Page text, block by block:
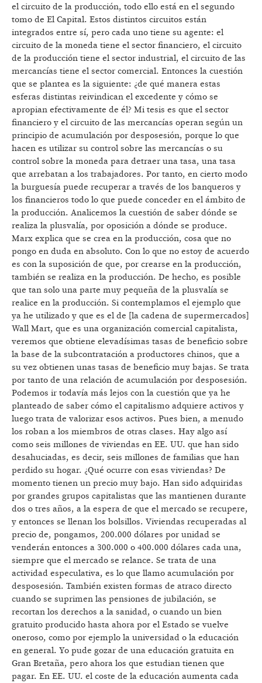
el circuito de la producción, todo ello está en el segundo
tomo de El Capital. Estos distintos circuitos están
integrados entre sí, pero cada uno tiene su agente: el
circuito de la moneda tiene el sector financiero, el circuito
de la producción tiene el sector industrial, el circuito de las
mercancías tiene el sector comercial. Entonces la cuestión
que se plantea es la siguiente: ¿de qué manera estas
esferas distintas reivindican el excedente y cómo se
apropian efectivamente de él? Mi tesis es que el sector
financiero y el circuito de las mercancías operan según un
principio de acumulación por desposesión, porque lo que
hacen es utilizar su control sobre las mercancías o su
control sobre la moneda para detraer una tasa, una tasa
que arrebatan a los trabajadores. Por tanto, en cierto modo
la burguesía puede recuperar a través de los banqueros y
los financieros todo lo que puede conceder en el ámbito de
la producción. Analicemos la cuestión de saber dónde se
realiza la plusvalía, por oposición a dónde se produce.
Marx explica que se crea en la producción, cosa que no
pongo en duda en absoluto. Con lo que no estoy de acuerdo
es con la suposición de que, por crearse en la producción,
también se realiza en la producción. De hecho, es posible
que tan solo una parte muy pequeña de la plusvalía se
realice en la producción. Si contemplamos el ejemplo que
ya he utilizado y que es el de [la cadena de supermercados]
Wall Mart, que es una organización comercial capitalista,
veremos que obtiene elevadísimas tasas de beneficio sobre
la base de la subcontratación a productores chinos, que a
su vez obtienen unas tasas de beneficio muy bajas. Se trata
por tanto de una relación de acumulación por desposesión.
Podemos ir todavía más lejos con la cuestión que ya he
planteado de saber cómo el capitalismo adquiere activos y
luego trata de valorizar esos activos. Pues bien, a menudo
los roban a los miembros de otras clases. Hay algo así
como seis millones de viviendas en EE. UU. que han sido
desahuciadas, es decir, seis millones de familias que han
perdido su hogar. ¿Qué ocurre con esas viviendas? De
momento tienen un precio muy bajo. Han sido adquiridas
por grandes grupos capitalistas que las mantienen durante
dos o tres años, a la espera de que el mercado se recupere,
y entonces se llenan los bolsillos. Viviendas recuperadas al
precio de, pongamos, 200.000 dólares por unidad se
venderán entonces a 300.000 o 400.000 dólares cada una,
siempre que el mercado se relance. Se trata de una
actividad especulativa, es lo que llamo acumulación por
desposesión. También existen formas de atraco directo
cuando se suprimen las pensiones de jubilación, se
recortan los derechos a la sanidad, o cuando un bien
gratuito producido hasta ahora por el Estado se vuelve
oneroso, como por ejemplo la universidad o la educación
en general. Yo pude gozar de una educación gratuita en
Gran Bretaña, pero ahora los que estudian tienen que
pagar. En EE. UU. el coste de la educación aumenta cada